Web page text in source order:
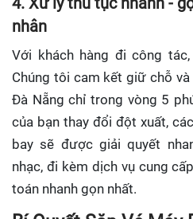
nhân
Với khách hàng đi công
Chúng tôi cam kết giữ chỗ và
Đà Nẵng chỉ trong vòng 5
của bạn thay đổi đột xuất,
bay sẽ được giải quyết
nhạc, đi kèm dịch vụ cung
toán nhanh gọn nhất.